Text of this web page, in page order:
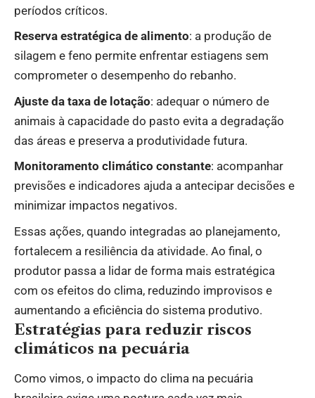
períodos críticos.
Reserva estratégica de alimento: a produção de
silagem e feno permite enfrentar estiagens sem
comprometer o desempenho do rebanho.
Ajuste da taxa de lotação: adequar o número de
animais à capacidade do pasto evita a degradação
das áreas e preserva a produtividade futura.
Monitoramento climático constante: acompanhar
previsões e indicadores ajuda a antecipar decisões e
minimizar impactos negativos.
Essas ações, quando integradas ao planejamento,
fortalecem a resiliência da atividade. Ao final, o
produtor passa a lidar de forma mais estratégica
com os efeitos do clima, reduzindo improvisos e
aumentando a eficiência do sistema produtivo.
Estratégias para reduzir riscos
climáticos na pecuária
Como vimos, o impacto do clima na pecuária